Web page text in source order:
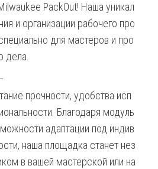
PackOut! Наша уникал
и организации рабочего про
для мастеров и про
дела.
прочности, удобства исп
Благодаря модуль
адаптации под индив
наша площадка станет нез
в вашей мастерской или на